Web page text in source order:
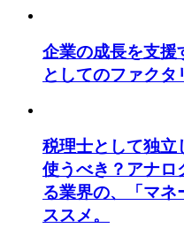
企業の成長を支援
としてのファクタ
税理士として独立
使うべき？アナロ
る業界の、「マ
ススメ。